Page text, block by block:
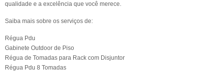
qualidade e a excelência que você merece.
Saiba mais sobre os serviços de:
Régua Pdu
Gabinete Outdoor de Piso
Régua de Tomadas para Rack com Disjuntor
Régua Pdu 8 Tomadas